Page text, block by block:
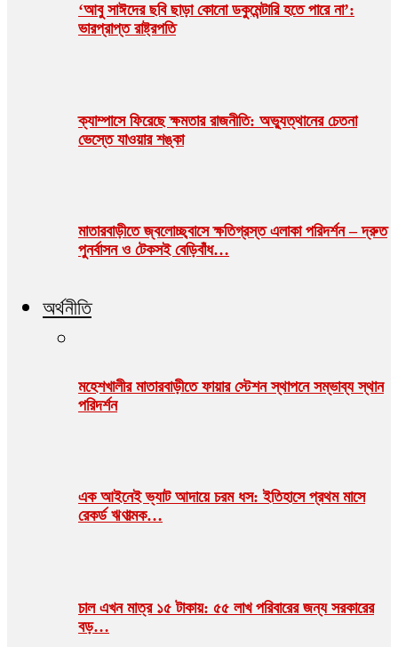
‘আবু সাঈদের ছবি ছাড়া কোনো ডকুমেন্টারি হতে পারে না’:
ভারপ্রাপ্ত রাষ্ট্রপতি
ক্যাম্পাসে ফিরেছে ক্ষমতার রাজনীতি: অভ্যুত্থানের চেতনা
ভেস্তে যাওয়ার শঙ্কা
মাতারবাড়ীতে জ্বলোচ্ছ্বাসে ক্ষতিগ্রস্ত এলাকা পরিদর্শন – দ্রুত
পুনর্বাসন ও টেকসই বেড়িবাঁধ…
অর্থনীতি
মহেশখালীর মাতারবাড়ীতে ফায়ার স্টেশন স্থাপনে সম্ভাব্য স্থান
পরিদর্শন
এক আইনেই ভ্যাট আদায়ে চরম ধস: ইতিহাসে প্রথম মাসে
রেকর্ড ঋণাত্মক…
চাল এখন মাত্র ১৫ টাকায়: ৫৫ লাখ পরিবারের জন্য সরকারের
বড়…